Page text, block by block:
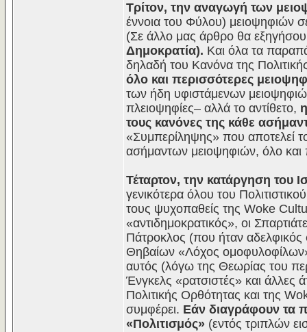
Τρίτον, την αναγωγή των
έννοια του Φύλου) μειοψηφιών
(Σε άλλο μας άρθρο θα
Δημοκρατία). Και όλα τα
δηλαδή του Κανόνα της
όλο και περισσότερες
των ήδη υφιστάμενων
πλειοψηφίες– αλλά το αντίθετο,
τους κανόνες της κάθε
«Συμπερίληψης» που αποτελεί
ασήμαντων μειοψηφιών, όλο και
Τέταρτον, την κατάργηση του
γενικότερα όλου του
τους ψυχοπαθείς της Woke
«αντιδημοκρατικός», οι
Πάτροκλος (που ήταν
Θηβαίων «Λόχος
αυτός (λόγω της Θεωρίας του
Ένγκελς «ρατσιστές» και άλλες
Πολιτικής Ορθότητας και της
συμφέρει. Εάν διαγράφουν τα
«Πολιτισμός» (εντός τριπλών